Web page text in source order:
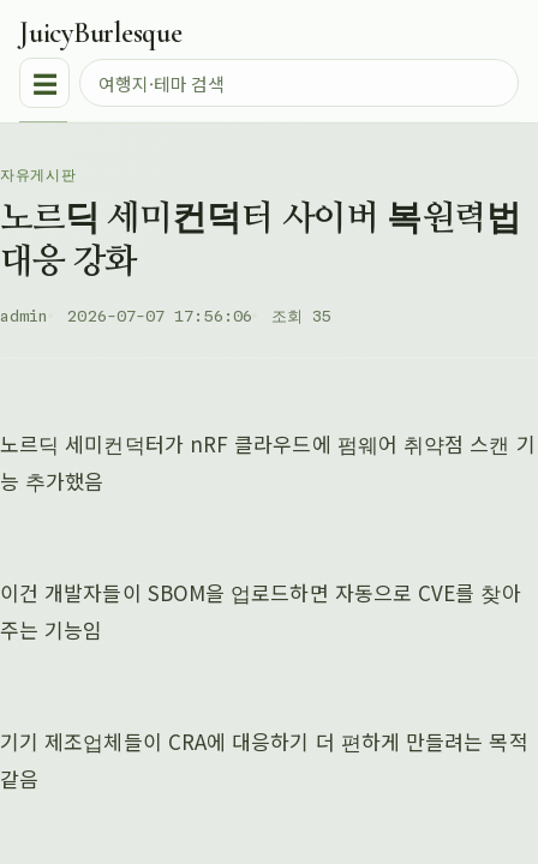
JuicyBurlesque
☰
자유게시판
노르딕 세미컨덕터 사이버 복원력법
대응 강화
admin 2026-07-07 17:56:06 조회 35
노르딕 세미컨덕터가 nRF 클라우드에 펌웨어 취약점 스캔 기
능 추가했음
이건 개발자들이 SBOM을 업로드하면 자동으로 CVE를 찾아
주는 기능임
기기 제조업체들이 CRA에 대응하기 더 편하게 만들려는 목적
같음